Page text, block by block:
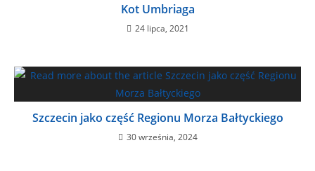
Kot Umbriaga
24 lipca, 2021
Szczecin jako część Regionu Morza Bałtyckiego
30 września, 2024